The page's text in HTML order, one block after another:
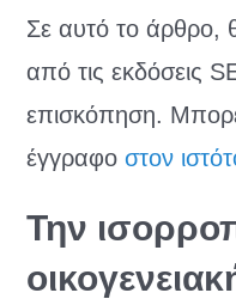
Σε αυτό το άρθρο,
από τις εκδόσεις
επισκόπηση.
έγγραφοστον
Την